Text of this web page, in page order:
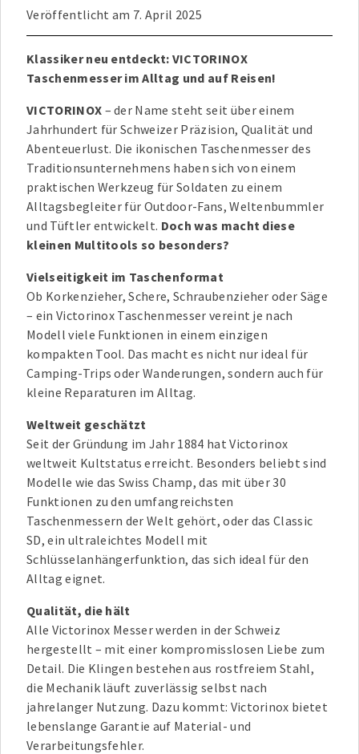
Veröffentlicht am 7. April 2025
Klassiker neu entdeckt: VICTORINOX
Taschenmesser im Alltag und auf Reisen!
VICTORINOX – der Name steht seit über einem
Jahrhundert für Schweizer Präzision, Qualität und
Abenteuerlust. Die ikonischen Taschenmesser des
Traditionsunternehmens haben sich von einem
praktischen Werkzeug für Soldaten zu einem
Alltagsbegleiter für Outdoor-Fans, Weltenbummler
und Tüftler entwickelt. Doch was macht diese
kleinen Multitools so besonders?
Vielseitigkeit im Taschenformat
Ob Korkenzieher, Schere, Schraubenzieher oder Säge
– ein Victorinox Taschenmesser vereint je nach
Modell viele Funktionen in einem einzigen
kompakten Tool. Das macht es nicht nur ideal für
Camping-Trips oder Wanderungen, sondern auch für
kleine Reparaturen im Alltag.
Weltweit geschätzt
Seit der Gründung im Jahr 1884 hat Victorinox
weltweit Kultstatus erreicht. Besonders beliebt sind
Modelle wie das Swiss Champ, das mit über 30
Funktionen zu den umfangreichsten
Taschenmessern der Welt gehört, oder das Classic
SD, ein ultraleichtes Modell mit
Schlüsselanhängerfunktion, das sich ideal für den
Alltag eignet.
Qualität, die hält
Alle Victorinox Messer werden in der Schweiz
hergestellt – mit einer kompromisslosen Liebe zum
Detail. Die Klingen bestehen aus rostfreiem Stahl,
die Mechanik läuft zuverlässig selbst nach
jahrelanger Nutzung. Dazu kommt: Victorinox bietet
lebenslange Garantie auf Material- und
Verarbeitungsfehler.